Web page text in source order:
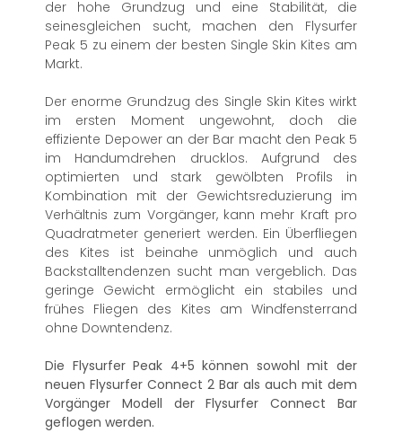
der hohe Grundzug und eine Stabilität, die
seinesgleichen sucht, machen den Flysurfer
Peak 5 zu einem der besten Single Skin Kites am
Markt.
Der enorme Grundzug des Single Skin Kites wirkt
im ersten Moment ungewohnt, doch die
effiziente Depower an der Bar macht den Peak 5
im Handumdrehen drucklos. Aufgrund des
optimierten und stark gewölbten Profils in
Kombination mit der Gewichtsreduzierung im
Verhältnis zum Vorgänger, kann mehr Kraft pro
Quadratmeter generiert werden. Ein Überfliegen
des Kites ist beinahe unmöglich und auch
Backstalltendenzen sucht man vergeblich. Das
geringe Gewicht ermöglicht ein stabiles und
frühes Fliegen des Kites am Windfensterrand
ohne Downtendenz.
Die Flysurfer Peak 4+5 können sowohl mit der
neuen Flysurfer Connect 2 Bar als auch mit dem
Vorgänger Modell der Flysurfer Connect Bar
geflogen werden.